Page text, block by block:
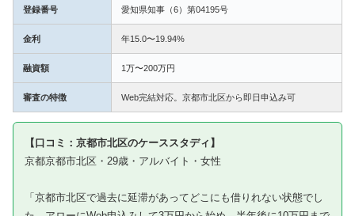
登録番号 愛知県知事（6）第04195号
金利 年15.0〜19.94%
融資額 1万〜200万円
審査の特徴 Web完結対応。京都市北区から即日申込み可
【口コミ：京都市北区のケーススタディ】
京都京都市北区・29歳・アルバイト・女性
「京都市北区で過去に延滞があってどこにも借りれない状態でし